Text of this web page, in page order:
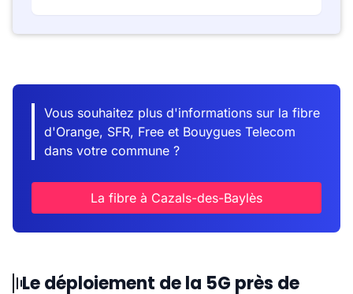
Vous souhaitez plus d'informations sur la fibre
d'Orange, SFR, Free et Bouygues Telecom
dans votre commune ?
La fibre à Cazals-des-Baylès
Le déploiement de la 5G près de